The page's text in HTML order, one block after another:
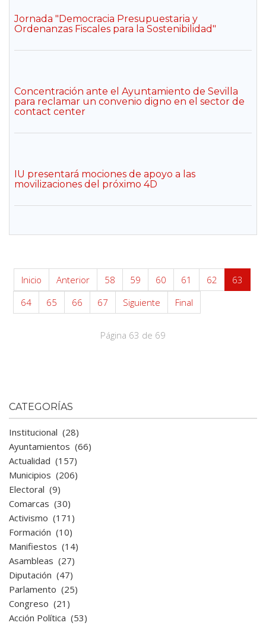
Jornada "Democracia Presupuestaria y
Ordenanzas Fiscales para la Sostenibilidad"
Concentración ante el Ayuntamiento de Sevilla
para reclamar un convenio digno en el sector de
contact center
IU presentará mociones de apoyo a las
movilizaciones del próximo 4D
Inicio Anterior 58 59 60 61 62
63
64
65 66 67 Siguiente Final
Página 63 de 69
CATEGORÍAS
Institucional (28)
Ayuntamientos (66)
Actualidad (157)
Municipios (206)
Electoral (9)
Comarcas (30)
Activismo (171)
Formación (10)
Manifiestos (14)
Asambleas (27)
Diputación (47)
Parlamento (25)
Congreso (21)
Acción Política (53)